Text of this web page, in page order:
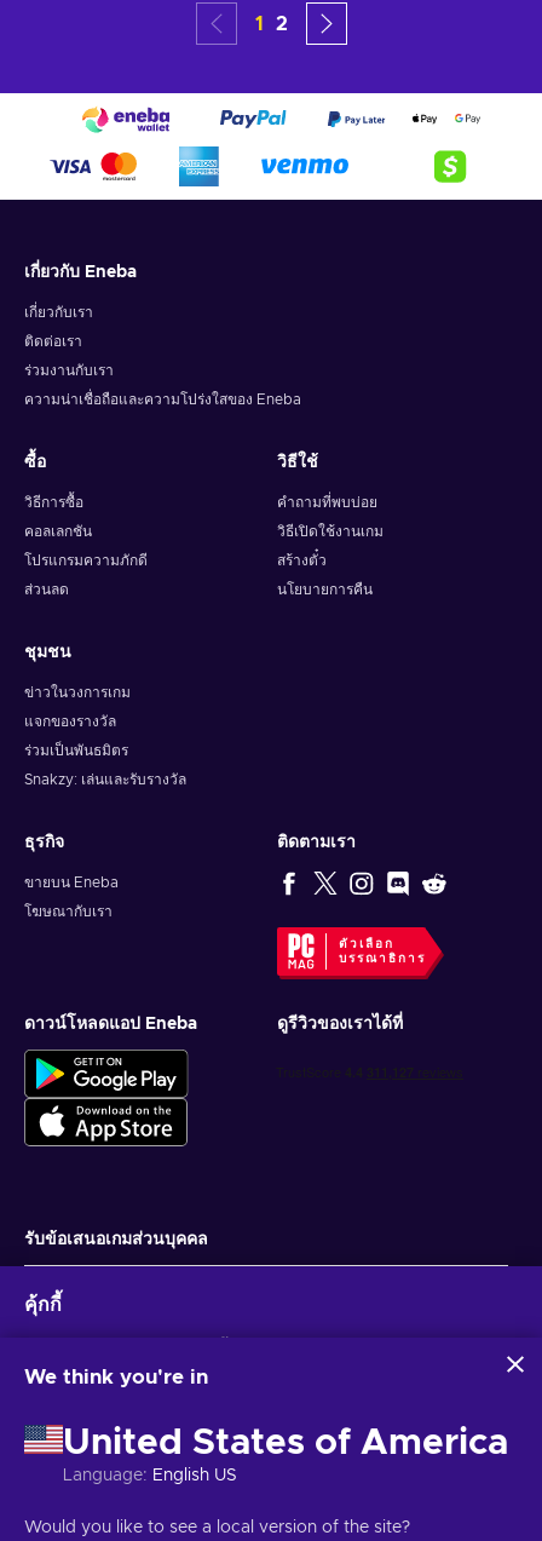
1 2
เกี่ยวกับ Eneba
เกี่ยวกับเรา
ติดต่อเรา
ร่วมงานกับเรา
ความน่าเชื่อถือและความโปร่งใสของ Eneba
ซื้อ
วิธีการซื้อ
คอลเลกชัน
โปรแกรมความภักดี
ส่วนลด
วิธีใช้
คำถามที่พบบ่อย
วิธีเปิดใช้งานเกม
สร้างตั๋ว
นโยบายการคืน
ชุมชน
ข่าวในวงการเกม
แจกของรางวัล
ร่วมเป็นพันธมิตร
Snakzy: เล่นและรับรางวัล
ธุรกิจ
ขายบน Eneba
โฆษณากับเรา
ติดตามเรา
ตัวเลือก
บรรณาธิการ
ดาวน์โหลดแอป Eneba ดูรีวิวของเราได้ที่
รับข้อเสนอเกมส่วนบุคคล
ลิขสิทธิ์ © 2026 Eneba. สงวนลิขสิทธิ์. JSC “Helis play”, Gyneju St. 4-333, วิ
คุ้กกี้
รวบรวมและวิเคราะห์ข้อมูลเกี่ยวกับผู้ใช้เว็บไซต์นี้ เราใช้ข้อมูลนี้เพื่อ
บุคคลของคุณอาจถูกนำไปใช้เพื่อปรับแต่งโฆษณา
การคลิก 'ยอมรับทั้งหมด' หมายความว่าคุณยินยอมให้ Eneba และ
พันธมิตรใช้เทคโนโลยีเหล่านี้ คุณสามารถปรับเปลี่ยนความยินยอม
สำหรับข้อมูลเพิ่มเติมเกี่ยวกับวิธีที่ Google ใช้ข้อมูลของคุณ โปรดดู
We think you're in
United States of America
Language: English US
Would you like to see a local version of the site?